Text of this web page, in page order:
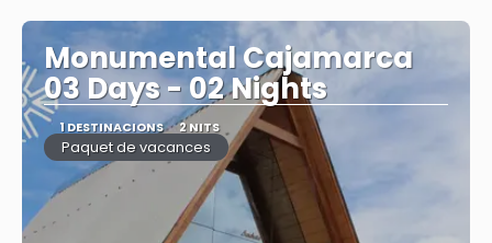
Monumental Cajamarca
03 Days - 02 Nights
1 DESTINACIONS 2 NITS
Paquet de vacances